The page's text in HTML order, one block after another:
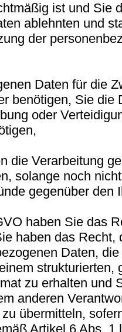
ist und Sie
ablehnten und
der
Daten für die
benötigen, Sie die
oder
die Verarbeitung
solange noch
gegenüber den
haben Sie das
haben das Recht,
Daten,
strukturierten,
zu erhalten und
anderen
übermitteln,
Artikel 6 Abs. 1